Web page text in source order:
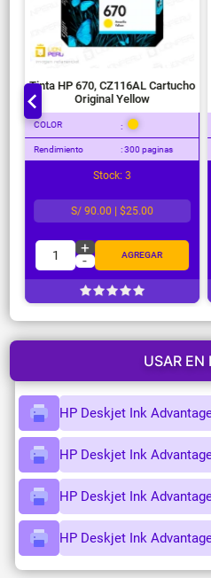
Tinta HP 670, CZ116AL Cartucho
Original Yellow
COLOR
Rendimiento : 300 paginas
Stock: 3
S/ 90.00 | $25.00
1 +
- AGREGAR
USAR EN
HP Deskjet Ink
HP Deskjet Ink
HP Deskjet Ink
HP Deskjet Ink